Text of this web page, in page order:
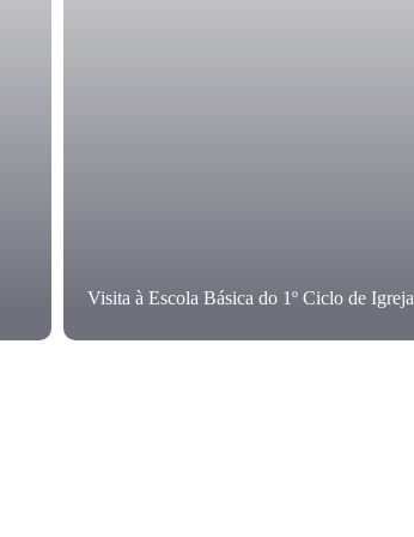
Visita à Escola Básica do 1º Ciclo de Igreja